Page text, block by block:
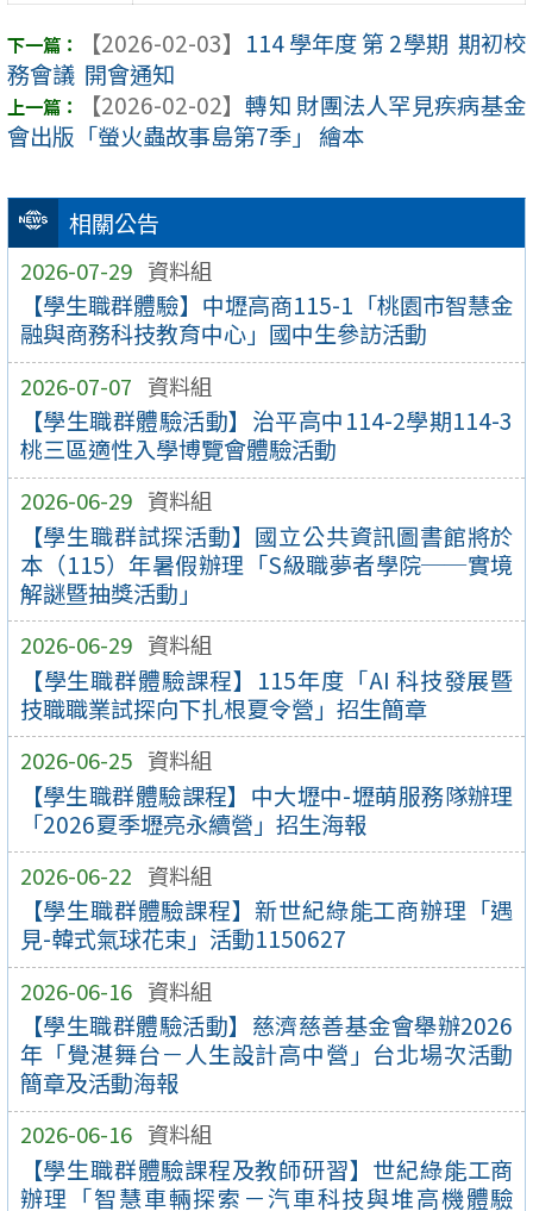
相關公告
2026-07-29 資料組
【學生職群體驗】中壢高商115-1「桃園市智慧金
融與商務科技教育中心」國中生參訪活動
2026-07-07 資料組
【學生職群體驗活動】治平高中114-2學期114-3
桃三區適性入學博覽會體驗活動
2026-06-29 資料組
【學生職群試探活動】國立公共資訊圖書館將於
本（115）年暑假辦理「S級職夢者學院──實境
解謎暨抽獎活動」
2026-06-29 資料組
【學生職群體驗課程】115年度「AI 科技發展暨
技職職業試探向下扎根夏令營」招生簡章
2026-06-25 資料組
【學生職群體驗課程】中大壢中-壢萌服務隊辦理
「2026夏季壢亮永續營」招生海報
2026-06-22 資料組
【學生職群體驗課程】新世紀綠能工商辦理「遇
見-韓式氣球花束」活動1150627
2026-06-16 資料組
【學生職群體驗活動】慈濟慈善基金會舉辦2026
年「覺湛舞台－人生設計高中營」台北場次活動
簡章及活動海報
2026-06-16 資料組
【學生職群體驗課程及教師研習】世紀綠能工商
辦理「智慧車輛探索－汽車科技與堆高機體驗
【2026-02-03】 114 學年度 第 2學期 期初校
務會議 開會通知
【2026-02-02】 轉知 財團法人罕見疾病基金
會出版「螢火蟲故事島第7季」 繪本